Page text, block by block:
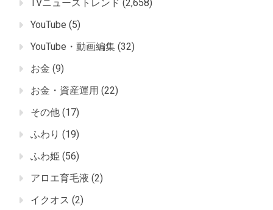
TVニューストレンド (2,658)
YouTube (5)
YouTube・動画編集 (32)
お金 (9)
お金・資産運用 (22)
その他 (17)
ふわり (19)
ふわ姫 (56)
アロエ育毛液 (2)
イクオス (2)